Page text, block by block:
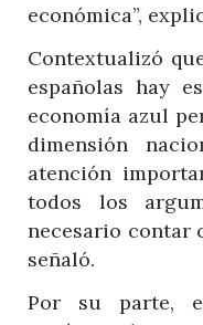
económica”,
Contextualizó
españolas hay
economía azul
dimensión
atención
todos los
necesario contar
señaló.
Por su parte,